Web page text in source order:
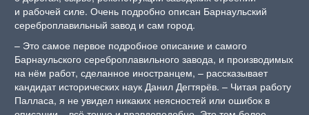
и рабочей силе. Очень подробно описан Барнаульский
сереброплавильный завод и сам город.
– Это самое первое подробное описание и самого
Барнаульского сереброплавильного завода, и производимых
на нём работ, сделанное иностранцем, – рассказывает
кандидат исторических наук Данил Дегтярёв. – Читая работу
Палласа, я не увидел никаких неясностей или ошибок в